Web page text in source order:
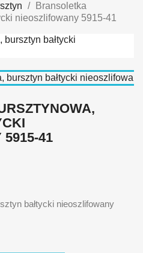
Bransoletka
nieoszlifowany 5915-41
5915-41
bałtycki nieoszlifowany